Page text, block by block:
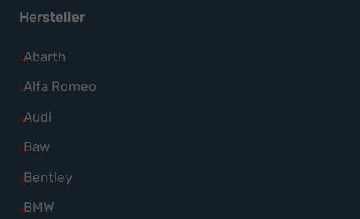
Hersteller
Abarth
Alle
Fahrzeuge
Abarth
anzeigen
Alfa Romeo
Alle
Fahrzeuge
Alfa
Romeo
anzeigen
Audi
Alle
Fahrzeuge
Audi
anzeigen
Baw
Alle
Fahrzeuge
Bentley
Alle
Fahrzeuge
BMW
Alle